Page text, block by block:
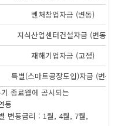
벤처창업자금 (변동)
지식산업센터건설자금 (변동)
재해기업자금 (고정)
특별(스마트공장도입)자금 (변동)
종료월에 공시되는
동
금리 : 1월, 4월, 7월,